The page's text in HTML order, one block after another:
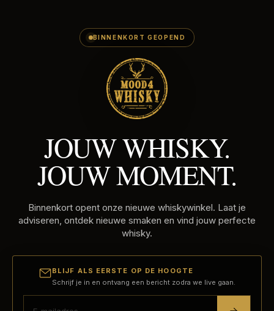
BINNENKORT GEOPEND
JOUW WHISKY.
JOUW MOMENT.
Binnenkort opent onze nieuwe whiskywinkel. Laat je
adviseren, ontdek nieuwe smaken en vind jouw perfecte
whisky.
BLIJF ALS EERSTE OP DE HOOGTE
Schrijf je in en ontvang een bericht zodra we live gaan.